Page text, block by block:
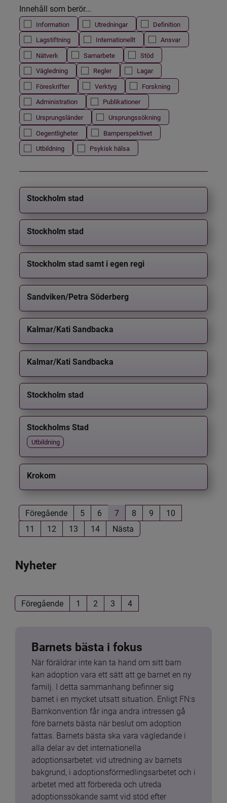
Innehåll som berör...
Information Utredningar
Definition
Lagstiftning
Internationellt
Ansvar
Nätverk
Samarbete
Stöd
Vägledning
Regler
Lagar
Föreskrifter
Verktyg
Forskning
Administration
Publikationer
Ursprungsländer
Ursprungssökning
Oegentligheter
Barnperspektivet
Utbildning
Psykisk hälsa
Stockholm stad
Stockholm stad
Stockholm stad samt i egen regi
Sandviken/Petra Söderberg
Kalmar/Kati Sandbacka
Kalmar/Kati Sandbacka
Stockholm stad
Stockholms Stad
Utbildning
Krokom
Föregående 5 6 7 8 9
10
11
12 13 14 Nästa
Nyheter
Föregående 1 2 3 4
Barnets bästa i fokus
När föräldrar inte kan ta hand om sitt barn
kan adoption vara ett sätt att ge barnet en ny
familj. I detta sammanhang befinner sig
barnet i en mycket utsatt situation. Enligt FN:s
Barnkonvention får inga andra intressen gå
före barnets bästa när beslut om adoption
fattas. Barnets bästa ska vara vägledande i
alla delar av det internationella
adoptionsarbetet: vid utredning av barnets
bakgrund, i adoptionsförmedlingsarbetet och i
arbetet med att förbereda och utreda
adoptionssökande samt vid stöd efter